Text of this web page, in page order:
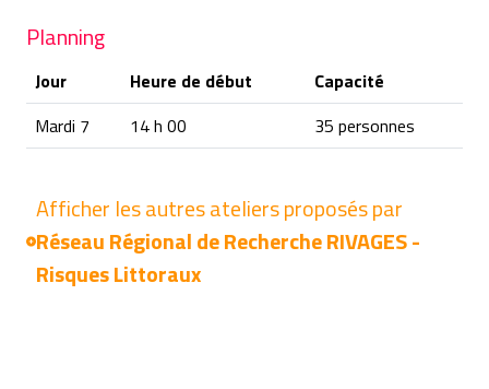
Planning
Jour Heure de début
Capacité
Mardi 7
14 h 00 35 personnes
Afficher les autres ateliers proposés par
Réseau Régional de Recherche RIVAGES -
Risques Littoraux